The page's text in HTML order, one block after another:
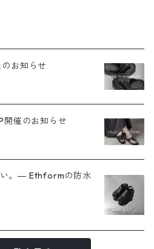
お知らせ
開催のお知らせ
い。― Ethformの防水